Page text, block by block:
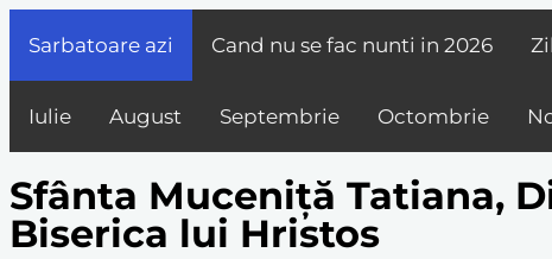
Sarbatoare azi Cand nu se fac nunti in 2026
Iulie August Septembrie Octombrie
Sfânta Muceniță Tatiana,
Biserica lui Hristos